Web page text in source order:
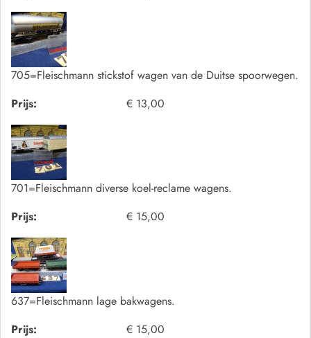
705=Fleischmann stickstof wagen van de Duitse spoorwegen.
Prijs:
€ 13,00
701=Fleischmann diverse koel-reclame wagens.
Prijs:
€ 15,00
637=Fleischmann lage bakwagens.
Prijs:
€ 15,00